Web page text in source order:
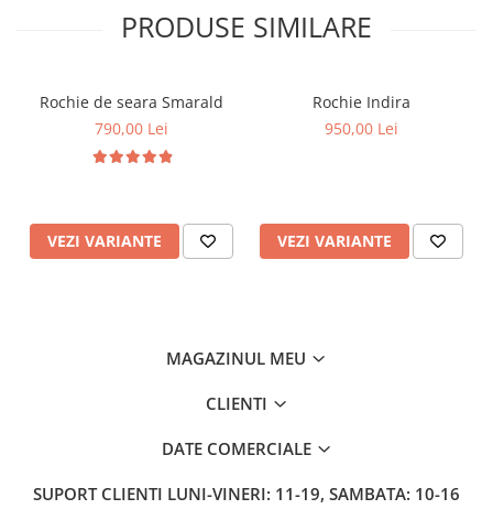
PRODUSE SIMILARE
Rochie de seara Smarald
790,00 Lei
VEZI VARIANTE
Rochie Indira
950,00 Lei
VEZI VARIANTE
MAGAZINUL MEU
CLIENTI
DATE COMERCIALE
SUPORT CLIENTI LUNI-VINERI: 11-19, SAMBATA: 10-16